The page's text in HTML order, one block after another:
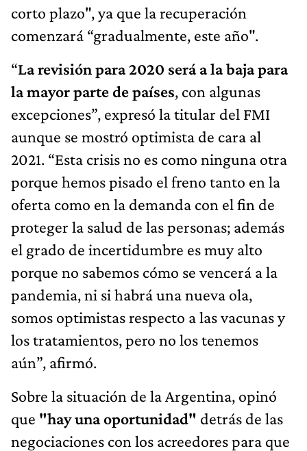
corto plazo", ya que la recuperación
comenzará “gradualmente, este año".
“La revisión para 2020 será a la baja para
la mayor parte de países, con algunas
excepciones”, expresó la titular del FMI
aunque se mostró optimista de cara al
2021. “Esta crisis no es como ninguna otra
porque hemos pisado el freno tanto en la
oferta como en la demanda con el fin de
proteger la salud de las personas; además
el grado de incertidumbre es muy alto
porque no sabemos cómo se vencerá a la
pandemia, ni si habrá una nueva ola,
somos optimistas respecto a las vacunas y
los tratamientos, pero no los tenemos
aún”, afirmó.
Sobre la situación de la Argentina, opinó
que "hay una oportunidad" detrás de las
negociaciones con los acreedores para que